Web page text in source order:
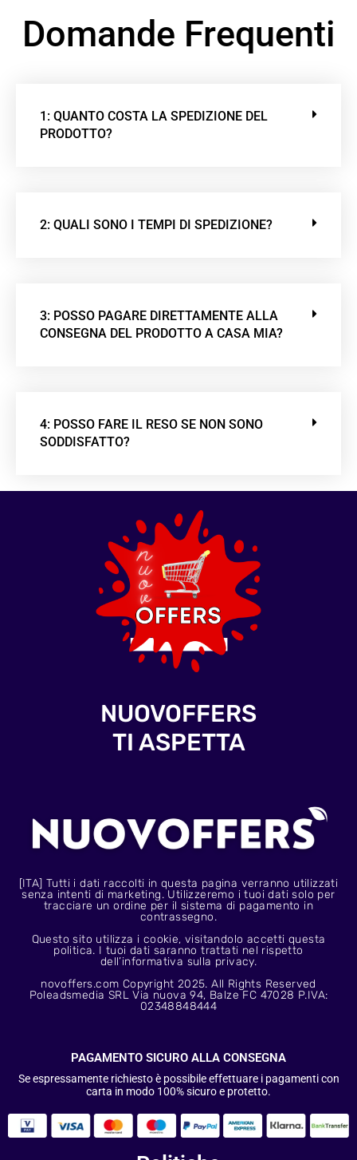
Domande Frequenti
1: QUANTO COSTA LA SPEDIZIONE DEL
PRODOTTO?
2: QUALI SONO I TEMPI DI SPEDIZIONE?
3: POSSO PAGARE DIRETTAMENTE ALLA
CONSEGNA DEL PRODOTTO A CASA MIA?
4: POSSO FARE IL RESO SE NON SONO
SODDISFATTO?
NUOVOFFERS
TI ASPETTA
[ITA] Tutti i dati raccolti in questa pagina verranno utilizzati
senza intenti di marketing. Utilizzeremo i tuoi dati solo per
tracciare un ordine per il sistema di pagamento in
contrassegno.
Questo sito utilizza i cookie, visitandolo accetti questa
politica. I tuoi dati saranno trattati nel rispetto
dell’informativa sulla privacy.
novoffers.com Copyright 2025. All Rights Reserved
Poleadsmedia SRL Via nuova 94, Balze FC 47028 P.IVA:
02348848444
PAGAMENTO SICURO ALLA CONSEGNA
Se espressamente richiesto è possibile effettuare i pagamenti con
carta in modo 100% sicuro e protetto.